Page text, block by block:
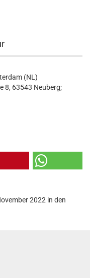
(NL)
8, 63543 Neuberg;
2022 in den